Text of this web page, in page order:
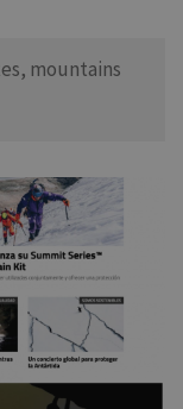
mountains